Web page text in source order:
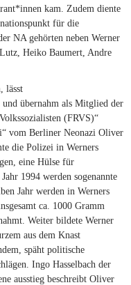
kam. Zudem diente
für die
NA gehörten neben Werner
Heiko Baumert, Andre
lässt
übernahm als Mitglied der
(FRVS)“
vom Berliner Neonazi Oliver
die Polizei in Werners
eine Hülse für
1994 werden sogenannte
Jahr werden in Werners
ca. 1000 Gramm
Weiter bildete Werner
aus dem Knast
späht politische
Ingo Hasselbach der
ausstieg beschreibt Oliver